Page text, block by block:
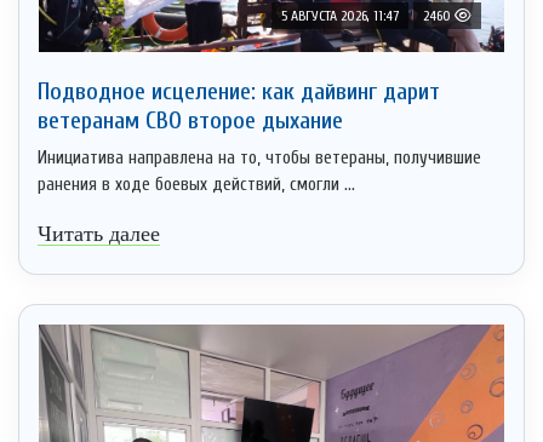
5 АВГУСТА 2026, 11:47 2460
Подводное исцеление: как дайвинг дарит
ветеранам СВО второе дыхание
Инициатива направлена на то, чтобы ветераны, получившие
ранения в ходе боевых действий, смогли ...
Читать далее